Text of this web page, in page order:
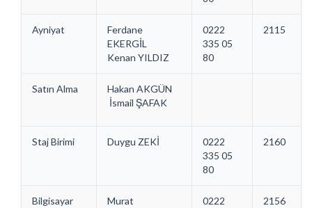
Ayniyat
Ferdane
EKERGİL
Kenan YILDIZ
0222
335 05
80
2115
Satın Alma
Hakan AKGÜN
İsmail ŞAFAK
Staj Birimi Duygu ZEKİ
0222
335 05
80
2160
Bilgisayar
Murat
0222
2156